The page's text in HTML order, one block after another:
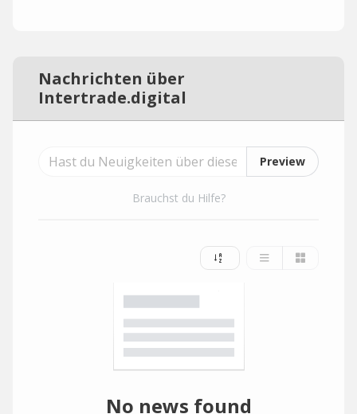
Nachrichten über
Intertrade.digital
Preview
Brauchst du Hilfe?
No news found